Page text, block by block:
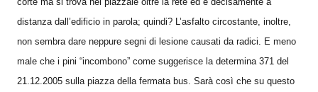
distanza dall’edificio in parola; quindi? L’asfalto circostante, inoltre,
non sembra dare neppure segni di lesione causati da radici. E meno
male che i pini “incombono” come suggerisce la determina 371 del
21.12.2005 sulla piazza della fermata bus. Sarà così che su questo